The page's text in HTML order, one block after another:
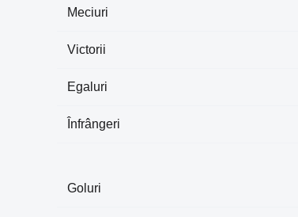
Meciuri
Victorii
Egaluri
Înfrângeri
Goluri